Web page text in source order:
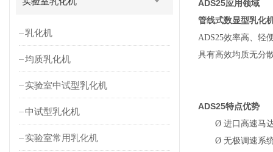
乳化机
均质乳化机
实验室中试型乳化机
中试型乳化机
实验室常用乳化机
ADS25应用领域
管线式数显型乳化
ADS25效率高、轻
具有高效均质无分
ADS25特点优势
Ø 进口高速马
Ø 无极调速系